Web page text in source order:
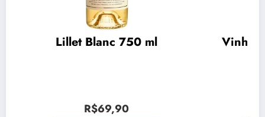
Lillet Blanc 750 ml
R$69,90
Vinho